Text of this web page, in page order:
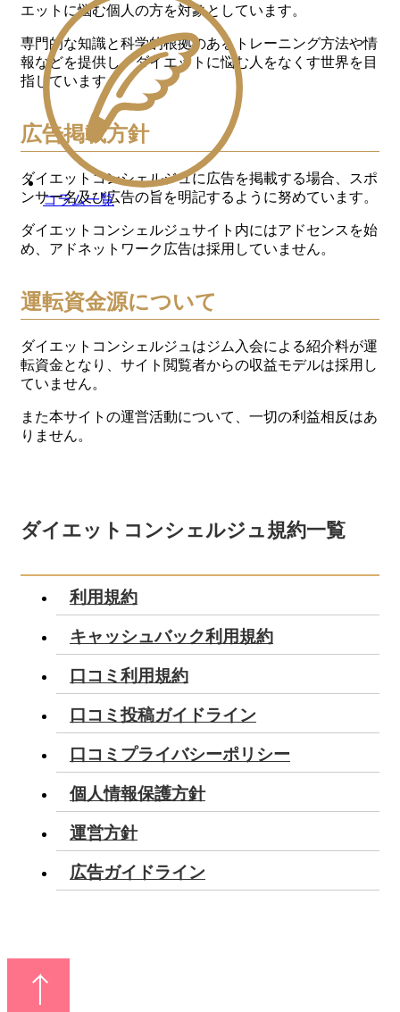
コラム一覧
ダイエットコンシェルジュ規約一覧
利用規約
キャッシュバック利用規約
口コミ利用規約
口コミ投稿ガイドライン
口コミプライバシーポリシー
個人情報保護方針
運営方針
広告ガイドライン
エットに悩む個人の方を対象としています。
専門的な知識と科学的根拠のあるトレーニング方法や情
報などを提供し、ダイエットに悩む人をなくす世界を目
指しています。
広告掲載方針
ダイエットコンシェルジュに広告を掲載する場合、スポ
ンサー名及び広告の旨を明記するように努めています。
ダイエットコンシェルジュサイト内にはアドセンスを始
め、アドネットワーク広告は採用していません。
運転資金源について
ダイエットコンシェルジュはジム入会による紹介料が運
転資金となり、サイト閲覧者からの収益モデルは採用し
ていません。
また本サイトの運営活動について、一切の利益相反はあ
りません。